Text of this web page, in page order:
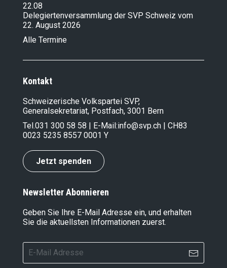
22.08
Delegiertenversammlung der SVP Schweiz vom
22. August 2026
Alle Termine
Kontakt
Schweizerische Volkspartei SVP,
Generalsekretariat, Postfach, 3001 Bern
Tel.031 300 58 58 | E-Mail:info@svp.ch | CH83
0023 5235 8557 0001 Y
Jetzt spenden
Newsletter Abonnieren
Geben Sie Ihre E-Mail Adresse ein, und erhalten
Sie die aktuellsten Informationen zuerst.